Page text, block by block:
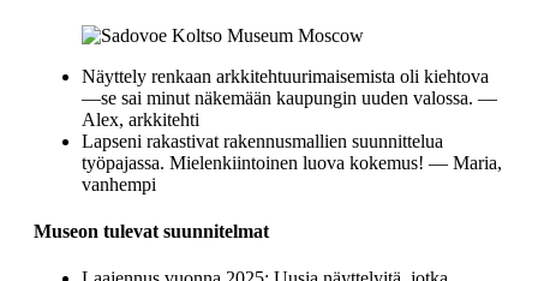
Näyttely renkaan arkkitehtuurimaisemista oli kiehtova
—se sai minut näkemään kaupungin uuden valossa. —
Alex, arkkitehti
Lapseni rakastivat rakennusmallien suunnittelua
työpajassa. Mielenkiintoinen luova kokemus! — Maria,
vanhempi
Museon tulevat suunnitelmat